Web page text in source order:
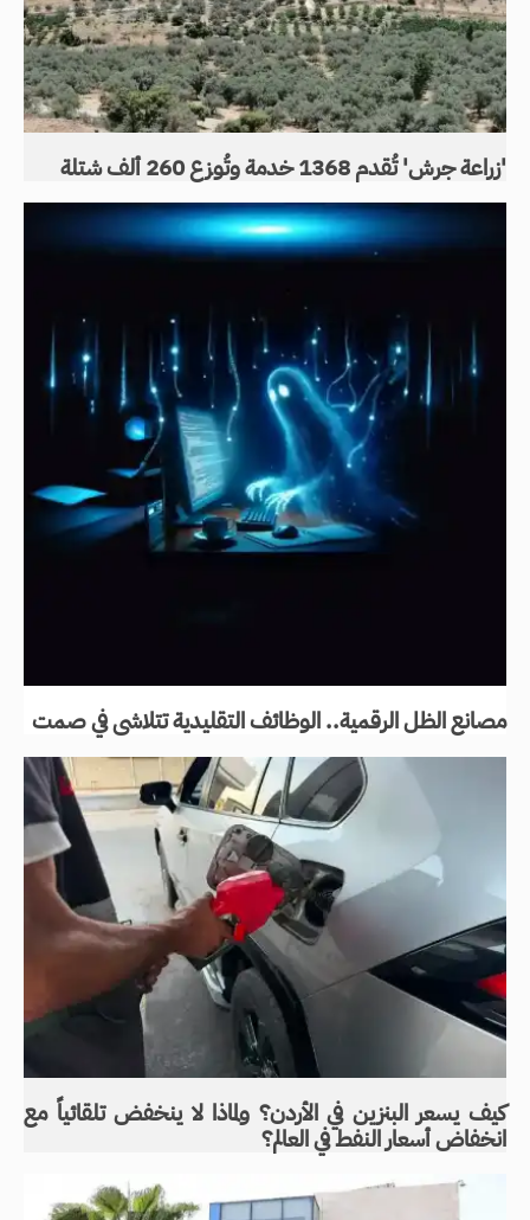
'زراعة جرش' تُقدم 1368 خدمة وتُوزع 260 ألف شتلة
مصانع الظل الرقمية.. الوظائف التقليدية تتلاشى في صمت
كيف يسعر البنزين في الأردن؟ ولماذا لا ينخفض تلقائياً مع
انخفاض أسعار النفط في العالم؟